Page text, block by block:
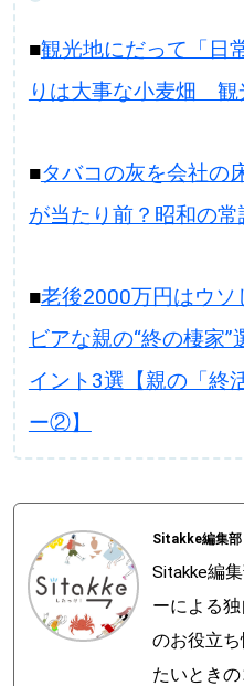
■観光地にだって「日
りは大事な小麦畑 観
■タバコの灰を会社の
が当たり前？昭和の
■老後2000万円はウソ
ビアな親の“終の棲家
イント3選【親の「終
ー②】
Sitakke編集部
Sitakke編
ーによる
のお役立
たいとき